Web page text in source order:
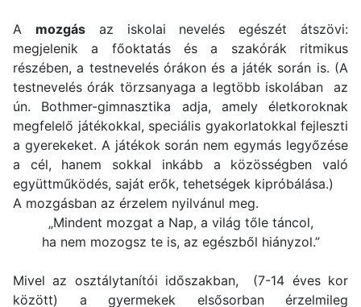
A mozgásaz iskolai nevelés egészét átszövi:
megjelenik a főoktatás és a szakórák ritmikus
részében, a testnevelés órákon és a játék során is. (A
testnevelés órák törzsanyaga a legtöbb iskolában az
ún. Bothmer-gimnasztika adja, amely életkoroknak
megfelelő játékokkal, speciális gyakorlatokkal fejleszti
a gyerekeket. A játékok során nem egymás legyőzése
a cél, hanem sokkal inkább a közösségben való
együttműködés, saját erők, tehetségek kipróbálása.)
A mozgásban az érzelem nyilvánul meg.
„Mindent mozgat a Nap, a világ tőle táncol,
ha nem mozogsz te is, az egészből hiányzol.”
Mivel az osztálytanítói időszakban, (7-14 éves kor
között) a gyermekek elsősorban érzelmileg